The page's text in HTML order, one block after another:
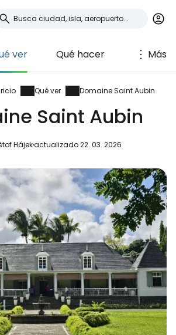
ver Qué hacer Más
Qué ver Domaine Saint Aubin
Saint Aubin
Hájekactualizado 22. 03. 2026
sesión en
mundial de viajeros
Continuar con Facebook
con Email